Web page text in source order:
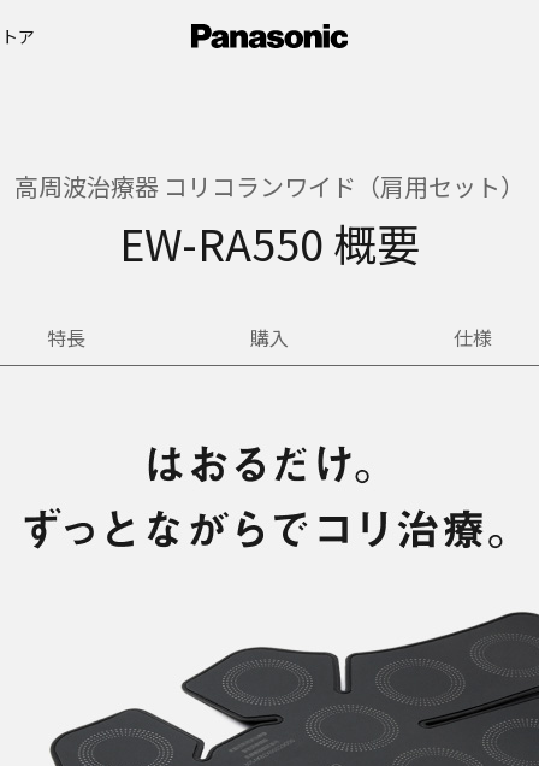
ア
高周波治療器 コリコランワイド（肩用セット）
EW-RA550 概要
特長 購入 仕様